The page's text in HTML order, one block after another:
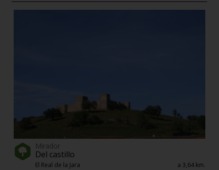
Mirador
Del castillo
El Real de la Jara a 3,64 km.